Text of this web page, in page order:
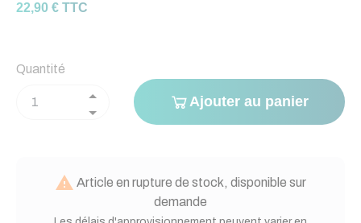
22,90 € TTC
Quantité
Ajouter au panier
 Article en rupture de stock, disponible sur
demande